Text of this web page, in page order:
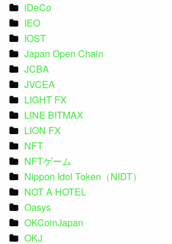
iDeCo
IEO
IOST
Japan Open Chain
JCBA
JVCEA
LIGHT FX
LINE BITMAX
LION FX
NFT
NFTゲーム
Nippon Idol Token（NIDT）
NOT A HOTEL
Oasys
OKCoinJapan
OKJ